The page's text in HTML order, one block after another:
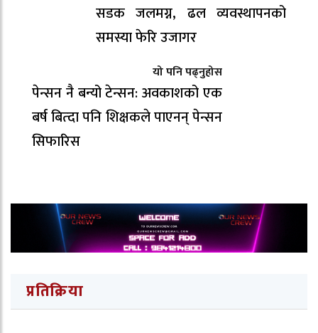
सडक जलमग्न, ढल व्यवस्थापनको
समस्या फेरि उजागर
यो पनि पढ्नुहोस
पेन्सन नै बन्यो टेन्सन: अवकाशको एक
बर्ष बित्दा पनि शिक्षकले पाएनन् पेन्सन
सिफारिस
प्रतिक्रिया